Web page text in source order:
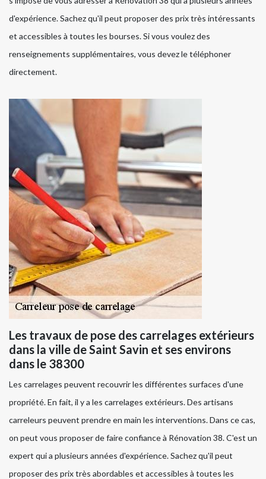
d'expérience. Sachez qu'il peut proposer des prix très intéressants
et accessibles à toutes les bourses. Si vous voulez des
renseignements supplémentaires, vous devez le téléphoner
directement.
Les travaux de pose des carrelages extérieurs
dans la ville de Saint Savin et ses environs
dans le 38300
Les carrelages peuvent recouvrir les différentes surfaces d'une
propriété. En fait, il y a les carrelages extérieurs. Des artisans
carreleurs peuvent prendre en main les interventions. Dans ce cas,
on peut vous proposer de faire confiance à Rénovation 38. C'est un
expert qui a plusieurs années d'expérience. Sachez qu'il peut
proposer des prix très abordables et accessibles à toutes les